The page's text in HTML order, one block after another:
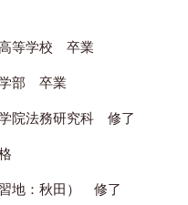
等学校 卒業
部 卒業
院法務研究科 修了
地：秋田） 修了